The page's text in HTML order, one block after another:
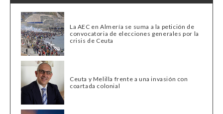
La AEC en Almería se suma a la petición de
convocatoria de elecciones generales por la
crisis de Ceuta
Ceuta y Melilla frente a una invasión con
coartada colonial